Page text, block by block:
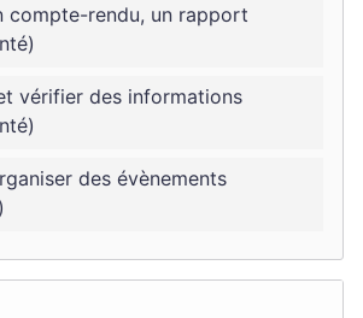
compte-rendu, un rapport
vérifier des informations
des évènements